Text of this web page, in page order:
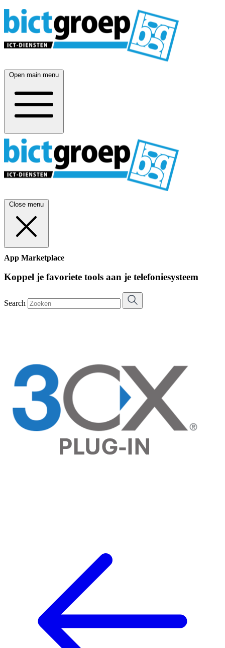
Open main menu
Close menu
App Marketplace
Koppel je favoriete tools aan je telefoniesysteem
Search